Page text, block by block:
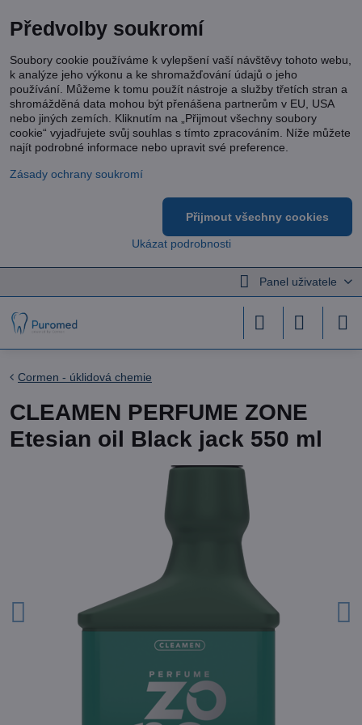
Panel uživatele
Cormen - úklidová chemie
CLEAMEN PERFUME ZONE
Etesian oil Black jack 550 ml
Předvolby soukromí
Soubory cookie používáme k vylepšení vaší návštěvy tohoto webu,
k analýze jeho výkonu a ke shromažďování údajů o jeho
používání. Můžeme k tomu použít nástroje a služby třetích stran a
shromážděná data mohou být přenášena partnerům v EU, USA
nebo jiných zemích. Kliknutím na „Přijmout všechny soubory
cookie“ vyjadřujete svůj souhlas s tímto zpracováním. Níže můžete
najít podrobné informace nebo upravit své preference.
Zásady ochrany soukromí
Ukázat podrobnosti
Přijmout všechny cookies